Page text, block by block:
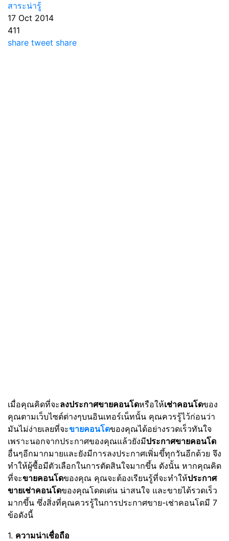
สาระน่ารู้
17 Oct 2014
411
share tweet share
เมื่อคุณคิดที่จะลงประกาศขายคอนโดหรือให้เช่าคอนโดของ
คุณตามเว็บไซต์ต่างๆบนอินเทอร์เน็ทนั้น คุณควรรู้ไว้ก่อนว่า
มันไม่ง่ายเลยที่จะขายคอนโดของคุณได้อย่างรวดเร็วทันใจ
เพราะนอกจากประกาศของคุณแล้วยังมีประกาศขายคอนโด
อื่นๆอีกมากมายและยังมีการลงประกาศเพิ่มขึ้ทุกวันอีกด้วย จึง
ทำให้ผู้ซื้อมีตัวเลือกในการตัดสินใจมากขึ้น ดังนั้น หากคุณคิด
ที่จะขายคอนโดของคุณ คุณจะต้องเรียนรู้ที่จะทำให้ประกาศ
ขายเช่าคอนโดของคุณโดดเด่น น่าสนใจ และขายได้รวดเร็ว
มากขึ้น ซึ่งสิ่งที่คุณควรรู้ในการประกาศขาย-เช่าคอนโดมี 7
ข้อดังนี้
1. ความน่าเชื่อถือ